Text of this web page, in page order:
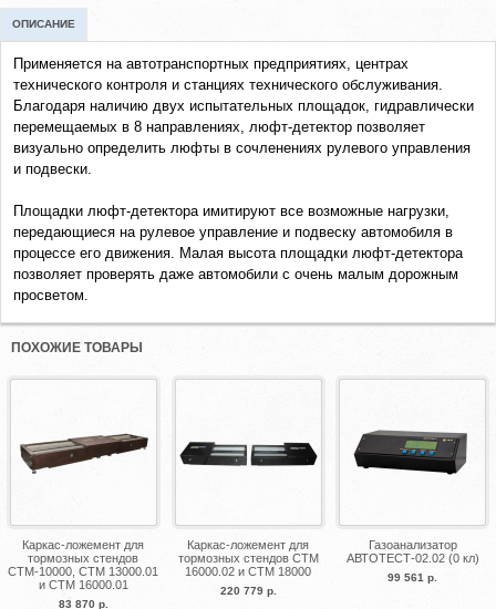
ОПИСАНИЕ
Применяется на автотранспортных предприятиях, центрах
технического контроля и станциях технического обслуживания.
Благодаря наличию двух испытательных площадок, гидравлически
перемещаемых в 8 направлениях, люфт-детектор позволяет
визуально определить люфты в сочленениях рулевого управления
и подвески.
Площадки люфт-детектора имитируют все возможные нагрузки,
передающиеся на рулевое управление и подвеску автомобиля в
процессе его движения. Малая высота площадки люфт-детектора
позволяет проверять даже автомобили с очень малым дорожным
просветом.
ПОХОЖИЕ ТОВАРЫ
Каркас-ложемент для
тормозных стендов
СТМ-10000, СТМ 13000.01
и СТМ 16000.01
83 870 р.
Каркас-ложемент для
тормозных стендов СТМ
16000.02 и СТМ 18000
220 779 р.
Газоанализатор
АВТОТЕСТ-02.02 (0 кл)
99 561 р.